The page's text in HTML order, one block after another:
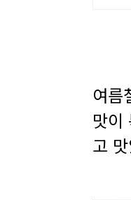
여름
맛이
고